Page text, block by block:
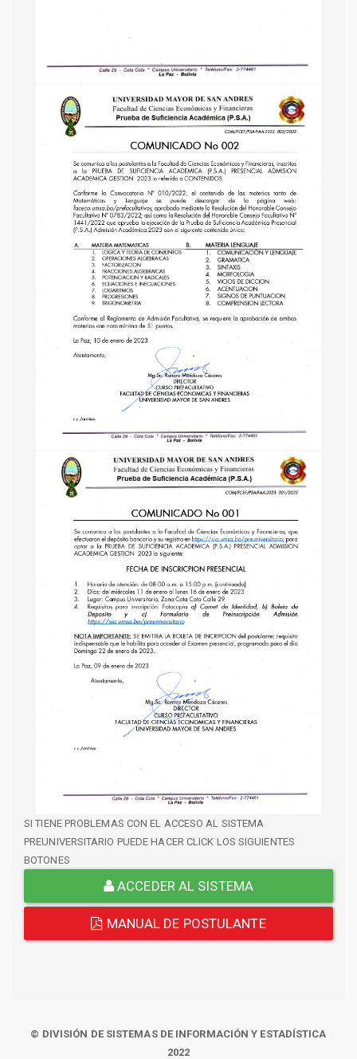
SI TIENE PROBLEMAS CON EL ACCESO AL SISTEMA
PREUNIVERSITARIO PUEDE HACER CLICK LOS SIGUIENTES
BOTONES
ACCEDER AL SISTEMA
MANUAL DE POSTULANTE
© DIVISIÓN DE SISTEMAS DE INFORMACIÓN Y ESTADÍSTICA
2022